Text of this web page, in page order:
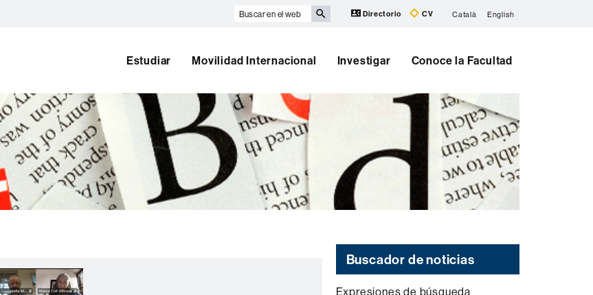
Buscar
web
Directorio CV Català English
Estudiar Movilidad Internacional Investigar Conoce la Facultad
Buscador de noticias
Expresiones de búsqueda